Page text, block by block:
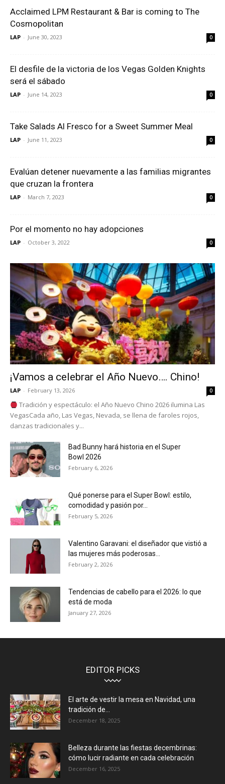
Acclaimed LPM Restaurant & Bar is coming to The
Cosmopolitan
LAP - June 30, 2023 0
El desfile de la victoria de los Vegas Golden Knights
será el sábado
LAP - June 14, 2023 0
Take Salads Al Fresco for a Sweet Summer Meal
LAP - June 11, 2023 0
Evalúan detener nuevamente a las familias migrantes
que cruzan la frontera
LAP - March 7, 2023 0
Por el momento no hay adopciones
LAP - October 3, 2022 0
¡Vamos a celebrar el Año Nuevo…. Chino!
LAP - February 13, 2026 0
Tradición y espectáculo: el Año Nuevo Chino 2026 ilumina Las
VegasCada año, Las Vegas, Nevada, se llena de faroles rojos,
danzas tradicionales y...
Bad Bunny hará historia en el Super
Bowl 2026
February 6, 2026
Qué ponerse para el Super Bowl: estilo,
comodidad y pasión por...
February 5, 2026
Valentino Garavani: el diseñador que vistió a
las mujeres más poderosas...
February 2, 2026
Tendencias de cabello para el 2026: lo que
está de moda
January 27, 2026
EDITOR PICKS
El arte de vestir la mesa en Navidad, una
tradición de...
December 18, 2025
Belleza durante las fiestas decembrinas:
cómo lucir radiante en cada celebración
December 16, 2025